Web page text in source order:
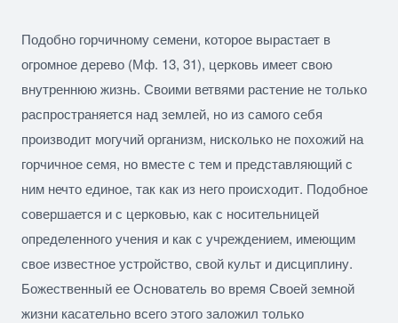
Подобно горчичному семени, которое вырастает в
огромное дерево (Мф. 13, 31), церковь имеет свою
внутреннюю жизнь. Своими ветвями растение не только
распространяется над землей, но из самого себя
производит могучий организм, нисколько не похожий на
горчичное семя, но вместе с тем и представляющий с
ним нечто единое, так как из него происходит. Подобное
совершается и с церковью, как с носительницей
определенного учения и как с учреждением, имеющим
свое известное устройство, свой культ и дисциплину.
Божественный ее Основатель во время Своей земной
жизни касательно всего этого заложил только